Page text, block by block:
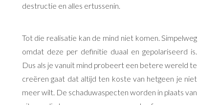
destructie en alles ertussenin.
Tot die realisatie kan de mind niet komen. Simpelweg
omdat deze per definitie duaal en gepolariseerd is.
Dus als je vanuit mind probeert een betere wereld te
creëren gaat dat altijd ten koste van hetgeen je niet
meer wilt. De schaduwaspecten worden in plaats van